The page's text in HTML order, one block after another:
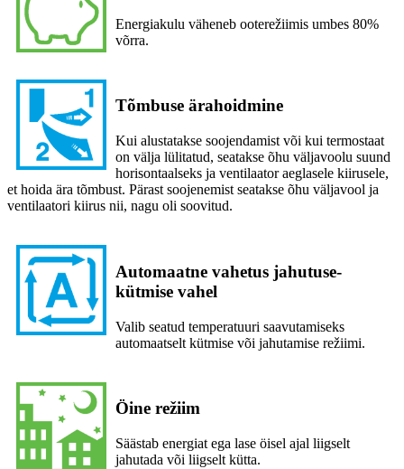
Energiakulu väheneb ooterežiimis umbes 80%
võrra.
Tõmbuse ärahoidmine
Kui alustatakse soojendamist või kui termostaat
on välja lülitatud, seatakse õhu väljavoolu suund
horisontaalseks ja ventilaator aeglasele kiirusele,
et hoida ära tõmbust. Pärast soojenemist seatakse õhu väljavool ja
ventilaatori kiirus nii, nagu oli soovitud.
Automaatne vahetus jahutuse-
kütmise vahel
Valib seatud temperatuuri saavutamiseks
automaatselt kütmise või jahutamise režiimi.
Öine režiim
Säästab energiat ega lase öisel ajal liigselt
jahutada või liigselt kütta.